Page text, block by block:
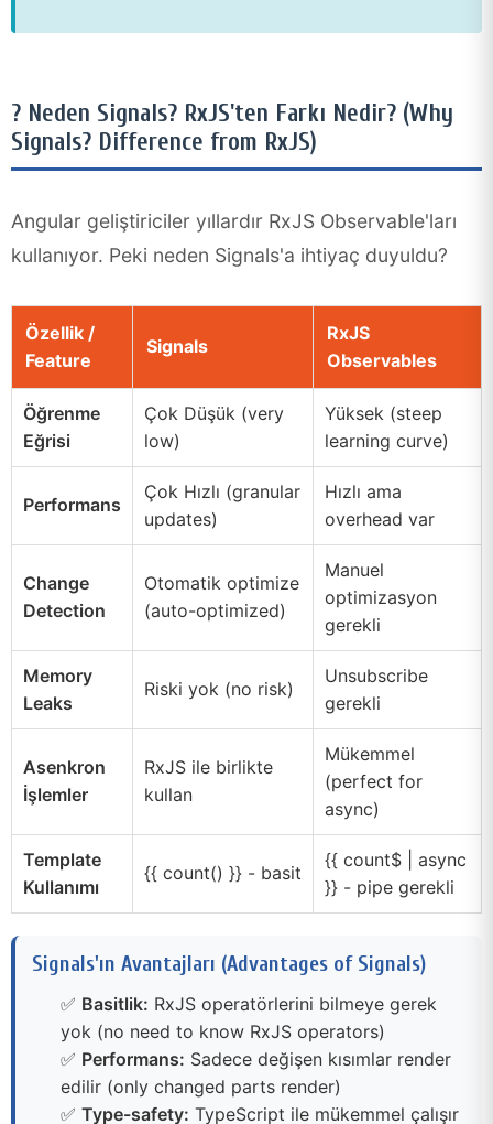
? Neden Signals? RxJS'ten Farkı Nedir? (Why
Signals? Difference from RxJS)
Angular geliştiriciler yıllardır RxJS Observable'ları
kullanıyor. Peki neden Signals'a ihtiyaç duyuldu?
Özellik /
Feature
Signals
RxJS
Observables
Öğrenme
Eğrisi
Çok Düşük (very
low)
Yüksek (steep
learning curve)
Performans
Çok Hızlı (granular
updates)
Hızlı ama
overhead var
Change
Detection
Otomatik optimize
(auto-optimized)
Manuel
optimizasyon
gerekli
Memory
Leaks
Riski yok (no risk)
Unsubscribe
gerekli
Asenkron
İşlemler
RxJS ile birlikte
kullan
Mükemmel
(perfect for
async)
Template
Kullanımı
{{ count() }} - basit
{{ count$ | async
}} - pipe gerekli
Signals'ın Avantajları (Advantages of Signals)
✅ Basitlik: RxJS operatörlerini bilmeye gerek
yok (no need to know RxJS operators)
✅ Performans: Sadece değişen kısımlar render
edilir (only changed parts render)
✅ Type-safety: TypeScript ile mükemmel çalışır